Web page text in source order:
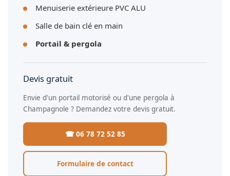
Menuiserie extérieure PVC ALU
Salle de bain clé en main
Portail & pergola
Devis gratuit
Envie d'un portail motorisé ou d'une pergola à
Champagnole ? Demandez votre devis gratuit.
☎ 06 78 72 52 85
Formulaire de contact